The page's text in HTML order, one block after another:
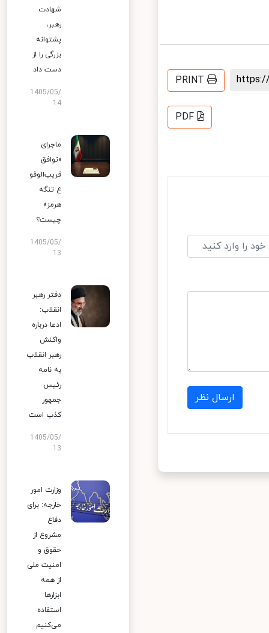
PRINT
PDF
ارسال نظر
شهادت
رهبر،
پشتوانه
بزرگی را از
دست داد
1405/05/
14
ماجرای
«توافق
قریب‌الوقو
ع تنگه
هرمز»
چیست؟
1405/05/
13
دفتر رهبر
انقلاب:
ادعا درباره
واکنش
رهبر انقلاب
به نامه
رئیس
جمهور
کذب است
1405/05/
13
وزارت امور
خارجه: برای
دفاع
مشروع از
حقوق و
امنیت ملی
از همه
ابزارها
استفاده
می‌کنیم